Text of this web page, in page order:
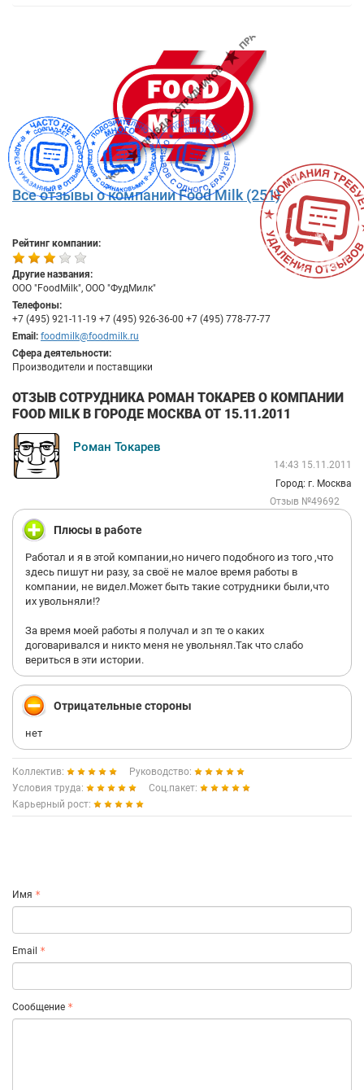
Все отзывы о компании Food Milk (251)
Рейтинг компании:
Другие названия:
ООО "FoodMilk", ООО "ФудМилк"
Телефоны:
+7 (495) 921-11-19 +7 (495) 926-36-00 +7 (495) 778-77-77
Email: foodmilk@foodmilk.ru
Сфера деятельности:
Производители и поставщики
ОТЗЫВ СОТРУДНИКА РОМАН ТОКАРЕВ О КОМПАНИИ
FOOD MILK В ГОРОДЕ МОСКВА ОТ 15.11.2011
Роман Токарев
14:43 15.11.2011
Город: г. Москва
Отзыв №49692
Плюсы в работе
Работал и я в этой компании,но ничего подобного из того ,что
здесь пишут ни разу, за своё не малое время работы в
компании, не видел.Может быть такие сотрудники были,что
их увольняли!?
За время моей работы я получал и зп те о каких
договаривался и никто меня не увольнял.Так что слабо
вериться в эти истории.
Отрицательные стороны
нет
Коллектив:
Руководство:
Условия труда:
Соц.пакет:
Карьерный рост:
Имя
Email
Сообщение